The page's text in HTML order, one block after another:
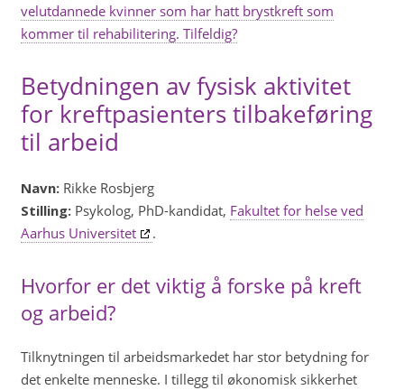
velutdannede kvinner som har hatt brystkreft som
kommer til rehabilitering. Tilfeldig?
Betydningen av fysisk aktivitet
for kreftpasienters tilbakeføring
til arbeid
Navn: Rikke Rosbjerg
Stilling:Psykolog, PhD-kandidat, Fakultet for helse ved
Aarhus Universitet
.
Hvorfor er det viktig å forske på kreft
og arbeid?
Tilknytningen til arbeidsmarkedet har stor betydning for
det enkelte menneske. I tillegg til økonomisk sikkerhet